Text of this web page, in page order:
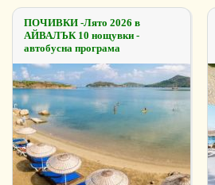
ПОЧИВКИ -Лято 2026 в
АЙВАЛЪК 10 нощувки -
автобусна програма